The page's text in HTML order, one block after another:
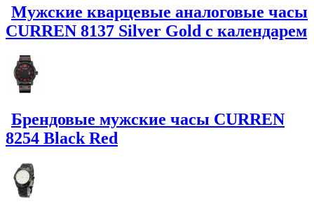
Мужские кварцевые аналоговые часы
CURREN 8137 Silver Gold с календарем
Брендовые мужские часы CURREN
8254 Black Red